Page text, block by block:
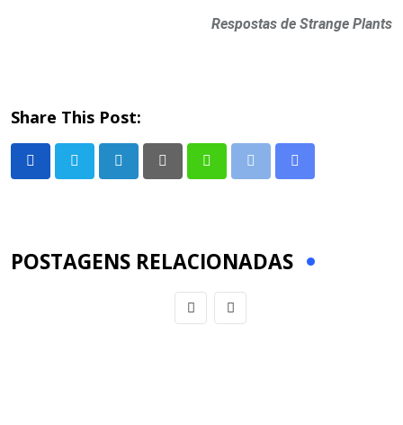
Respostas de Strange Plants
Share This Post:
POSTAGENS RELACIONADAS